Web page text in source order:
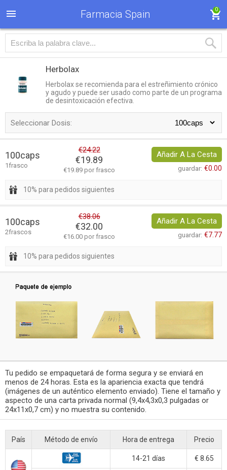
Farmacia Spain 0
Herbolax
Herbolax se recomienda para el estreñimiento crónico
y agudo y puede ser usado como parte de un programa
de desintoxicación efectiva.
Seleccionar Dosis:
100caps
1frasco
€24.22
€19.89
€19.89 por frasco
Añadir A La Cesta
guardar: €0.00
10% para pedidos siguientes
100caps
2frascos
€38.06
€32.00
€16.00 por frasco
Añadir A La Cesta
guardar: €7.77
10% para pedidos siguientes
Tu pedido se empaquetará de forma segura y se enviará en
menos de 24 horas. Esta es la apariencia exacta que tendrá
(imágenes de un auténtico elemento enviado). Tiene el tamaño y
aspecto de una carta privada normal (9,4x4,3x0,3 pulgadas or
24x11x0,7 cm) y no muestra su contenido.
País Método de envío Hora de entrega Precio
14-21 días € 8.65